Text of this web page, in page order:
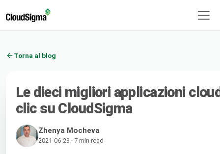
Torna al blog
Le dieci migliori applicazioni
clic su CloudSigma
Zhenya Mocheva
2021-06-23 · 7 min read